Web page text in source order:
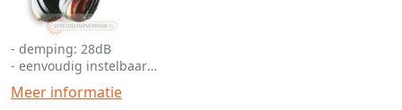
- demping: 28dB
- eenvoudig instelbaar
- laaggewicht met hoog draagcomfort
- betreft een koop product
Meer informatie